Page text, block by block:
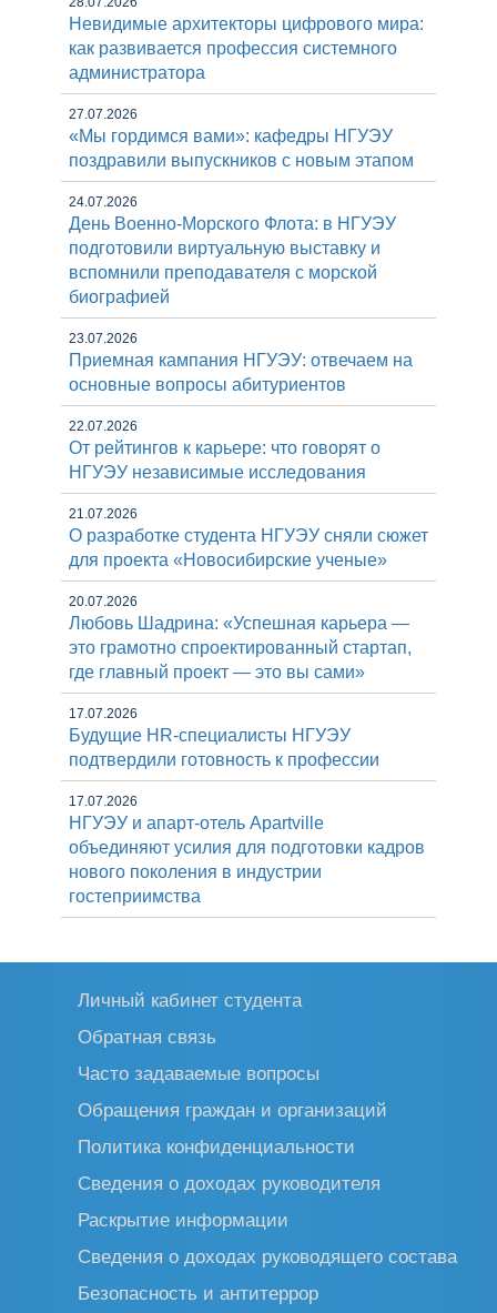
Невидимые архитекторы цифрового мира:
как развивается профессия системного
администратора
27.07.2026
«Мы гордимся вами»: кафедры НГУЭУ
поздравили выпускников с новым этапом
24.07.2026
День Военно-Морского Флота: в НГУЭУ
подготовили виртуальную выставку и
вспомнили преподавателя с морской
биографией
23.07.2026
Приемная кампания НГУЭУ: отвечаем на
основные вопросы абитуриентов
22.07.2026
От рейтингов к карьере: что говорят о
НГУЭУ независимые исследования
21.07.2026
О разработке студента НГУЭУ сняли сюжет
для проекта «Новосибирские ученые»
20.07.2026
Любовь Шадрина: «Успешная карьера —
это грамотно спроектированный стартап,
где главный проект — это вы сами»
17.07.2026
Будущие HR-специалисты НГУЭУ
подтвердили готовность к профессии
17.07.2026
НГУЭУ и апарт-отель Apartville
объединяют усилия для подготовки кадров
нового поколения в индустрии
гостеприимства
Личный кабинет студента
Обратная связь
Часто задаваемые вопросы
Обращения граждан и организаций
Политика конфиденциальности
Сведения о доходах руководителя
Раскрытие информации
Сведения о доходах руководящего состава
Безопасность и антитеррор